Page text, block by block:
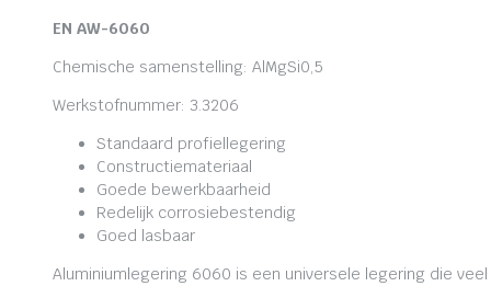
EN AW-6060
Chemische samenstelling: AlMgSi0,5
Werkstofnummer: 3.3206
Standaard profiellegering
Constructiemateriaal
Goede bewerkbaarheid
Redelijk corrosiebestendig
Goed lasbaar
Aluminiumlegering 6060 is een universele legering die